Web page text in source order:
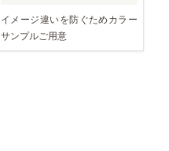
イメージ違いを防ぐためカラー
サンプルご用意